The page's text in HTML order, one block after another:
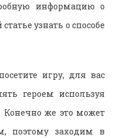
информацию о
узнать о способе
игру, для вас
героем используя
же это может
поэтому заходим в